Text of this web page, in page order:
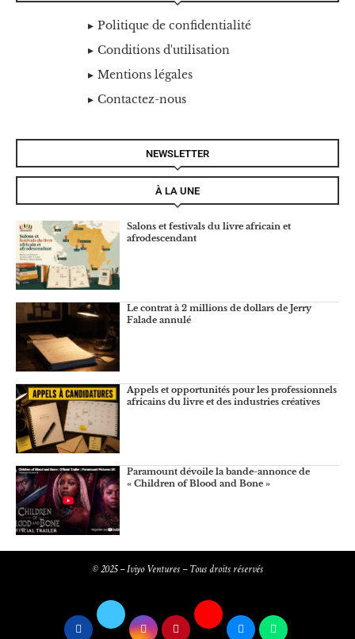
Politique de confidentialité
Conditions d'utilisation
Mentions légales
Contactez-nous
NEWSLETTER
À LA UNE
Salons et festivals du livre africain et
afrodescendant
Le contrat à 2 millions de dollars de Jerry
Falade annulé
Appels et opportunités pour les professionnels
africains du livre et des industries créatives
Paramount dévoile la bande-annonce de
« Children of Blood and Bone »
© 2025 – Iviyo Ventures – Tous droits réservés